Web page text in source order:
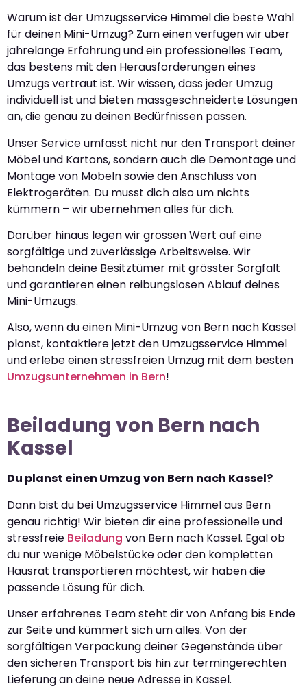
Warum ist der Umzugsservice Himmel die beste Wahl
für deinen Mini-Umzug? Zum einen verfügen wir über
jahrelange Erfahrung und ein professionelles Team,
das bestens mit den Herausforderungen eines
Umzugs vertraut ist. Wir wissen, dass jeder Umzug
individuell ist und bieten massgeschneiderte Lösungen
an, die genau zu deinen Bedürfnissen passen.
Unser Service umfasst nicht nur den Transport deiner
Möbel und Kartons, sondern auch die Demontage und
Montage von Möbeln sowie den Anschluss von
Elektrogeräten. Du musst dich also um nichts
kümmern – wir übernehmen alles für dich.
Darüber hinaus legen wir grossen Wert auf eine
sorgfältige und zuverlässige Arbeitsweise. Wir
behandeln deine Besitztümer mit grösster Sorgfalt
und garantieren einen reibungslosen Ablauf deines
Mini-Umzugs.
Also, wenn du einen Mini-Umzug von Bern nach Kassel
planst, kontaktiere jetzt den Umzugsservice Himmel
und erlebe einen stressfreien Umzug mit dem besten
Umzugsunternehmen in Bern!
Beiladung von Bern nach
Kassel
Du planst einen Umzug von Bern nach Kassel?
Dann bist du bei Umzugsservice Himmel aus Bern
genau richtig! Wir bieten dir eine professionelle und
stressfreie Beiladung von Bern nach Kassel. Egal ob
du nur wenige Möbelstücke oder den kompletten
Hausrat transportieren möchtest, wir haben die
passende Lösung für dich.
Unser erfahrenes Team steht dir von Anfang bis Ende
zur Seite und kümmert sich um alles. Von der
sorgfältigen Verpackung deiner Gegenstände über
den sicheren Transport bis hin zur termingerechten
Lieferung an deine neue Adresse in Kassel.